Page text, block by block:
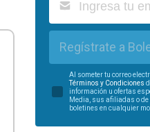
Regístrate a
Al someter tu correo
Términos y Condiciones
información u ofertas
Media, sus afiliadas o
boletines en cualquier